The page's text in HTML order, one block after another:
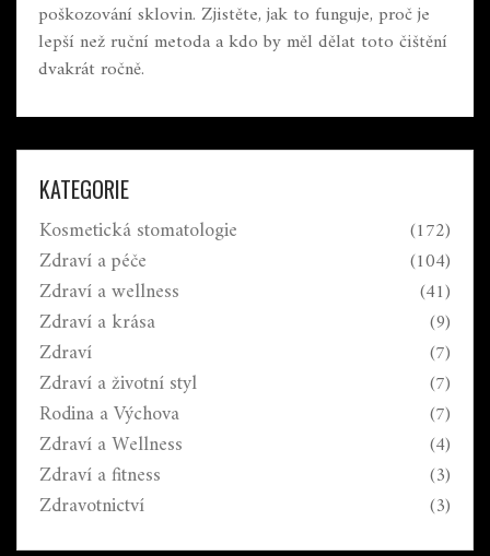
poškozování sklovin. Zjistěte, jak to funguje, proč je
lepší než ruční metoda a kdo by měl dělat toto čištění
dvakrát ročně.
KATEGORIE
Kosmetická stomatologie (172)
Zdraví a péče (104)
Zdraví a wellness (41)
Zdraví a krása (9)
Zdraví (7)
Zdraví a životní styl (7)
Rodina a Výchova (7)
Zdraví a Wellness (4)
Zdraví a fitness (3)
Zdravotnictví (3)